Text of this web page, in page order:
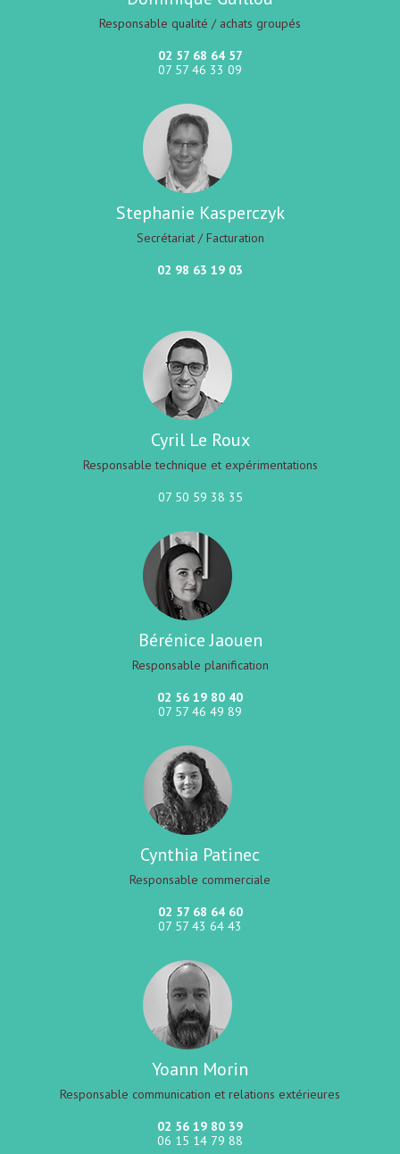
Responsable qualité / achats groupés
02 57 68 64 57
07 57 46 33 09
Stephanie Kasperczyk
Secrétariat / Facturation
02 98 63 19 03
Cyril Le Roux
Responsable technique et expérimentations
07 50 59 38 35
Bérénice Jaouen
Responsable planification
02 56 19 80 40
07 57 46 49 89
Cynthia Patinec
Responsable commerciale
02 57 68 64 60
07 57 43 64 43
Yoann Morin
Responsable communication et relations extérieures
02 56 19 80 39
06 15 14 79 88